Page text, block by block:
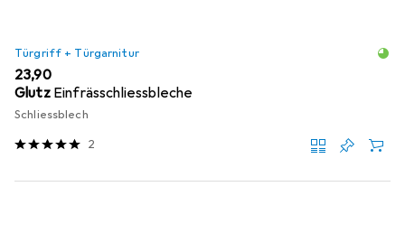
Türgriff + Türgarnitur
EUR
23,90
Glutz Einfrässchliessbleche
Schliessblech
2